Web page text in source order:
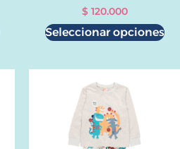
$120.000
Seleccionar opciones